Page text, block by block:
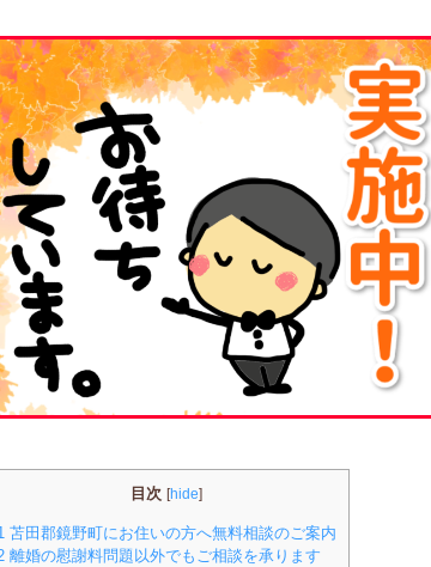
目次 [hide]
苫田郡鏡野町にお住いの方へ無料相談のご案内
離婚の慰謝料問題以外でもご相談を承ります